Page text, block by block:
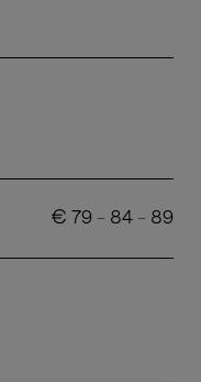
€ 79 - 84 - 89